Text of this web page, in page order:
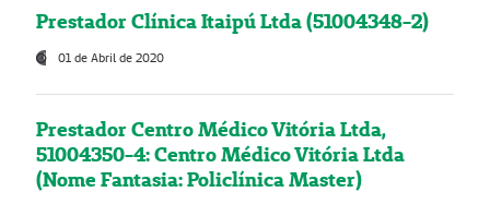
Prestador Clínica Itaipú Ltda (51004348-2)
01 de Abril de 2020
Prestador Centro Médico Vitória Ltda,
51004350-4: Centro Médico Vitória Ltda
(Nome Fantasia: Policlínica Master)